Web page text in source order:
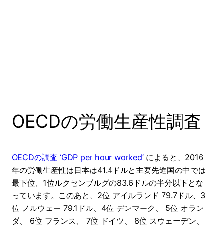
OECDの労働生産性調査
OECDの調査 ‘GDP per hour worked’ によると、2016
年の労働生産性は日本は41.4ドルと主要先進国の中では
最下位、1位ルクセンブルグの83.6ドルの半分以下とな
っています。このあと、2位 アイルランド 79.7ドル、3
位 ノルウェー 79.1ドル、4位 デンマーク、 5位 オラン
ダ、 6位 フランス、 7位 ドイツ、 8位 スウェーデン、